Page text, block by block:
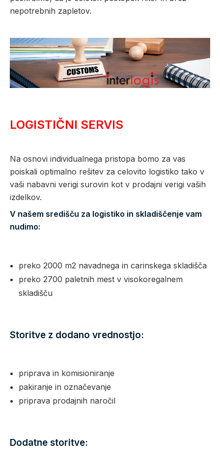
nepotrebnih zapletov.
LOGISTIČNI SERVIS
Na osnovi individualnega pristopa bomo za vas
poiskali optimalno rešitev za celovito logistiko tako v
vaši nabavni verigi surovin kot v prodajni verigi vaših
izdelkov.
V našem središču za logistiko in skladiščenje vam
nudimo:
preko 2000 m2 navadnega in carinskega skladišča
preko 2700 paletnih mest v visokoregalnem
skladišču
Storitve z dodano vrednostjo:
priprava in komisioniranje
pakiranje in označevanje
priprava prodajnih naročil
Dodatne storitve: